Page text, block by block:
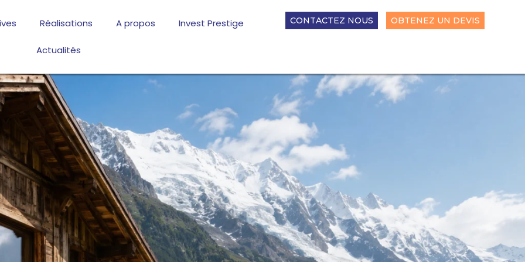
Réalisations A propos Invest Prestige
Actualités
CONTACTEZ NOUS OBTENEZ UN DEVIS